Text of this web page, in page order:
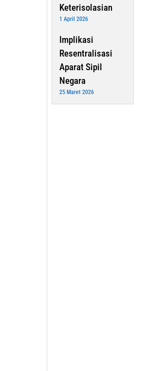
Keterisolasian
1 April 2026
Implikasi
Resentralisasi
Aparat Sipil
Negara
25 Maret 2026